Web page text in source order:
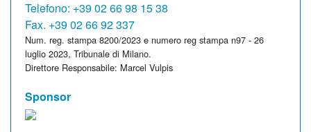
Telefono: +39 02 66 98 15 38
Fax. +39 02 66 92 337
Num. reg. stampa 8200/2023 e numero reg stampa n97 - 26
luglio 2023, Tribunale di Milano.
Direttore Responsabile: Marcel Vulpis
Sponsor